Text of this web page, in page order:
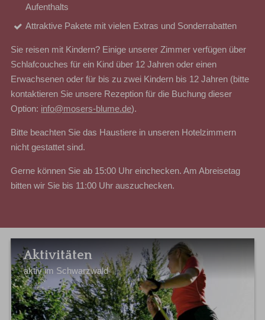
Aufenthalts
Attraktive Pakete mit vielen Extras und Sonderrabatten
Sie reisen mit Kindern? Einige unserer Zimmer verfügen über
Schlafcouches für ein Kind über 12 Jahren oder einen
Erwachsenen oder für bis zu zwei Kindern bis 12 Jahren (bitte
kontaktieren Sie unsere Rezeption für die Buchung dieser
Option: info@mosers-blume.de).
Bitte beachten Sie das Haustiere in unseren Hotelzimmern
nicht gestattet sind.
Gerne können Sie ab 15:00 Uhr einchecken. Am Abreisetag
bitten wir Sie bis 11:00 Uhr auszuchecken.
Aktivitäten
aktiv im Schwarzwald